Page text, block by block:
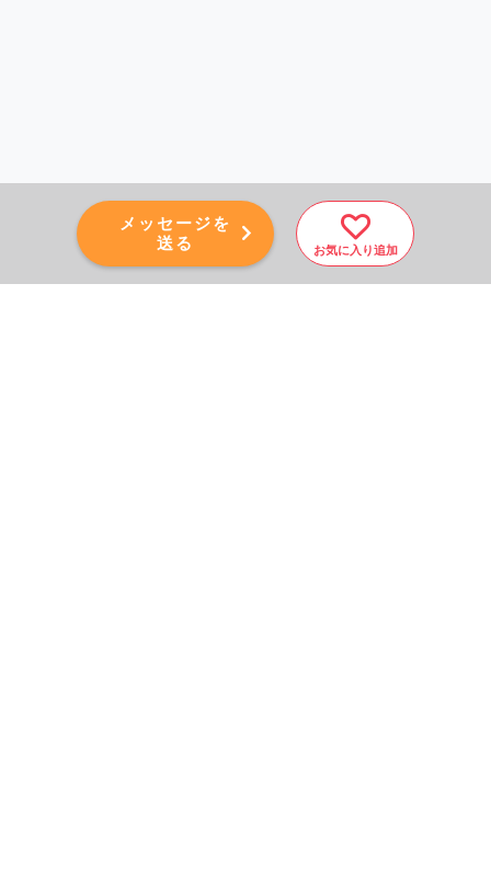
メッセージを
送る
お気に入り追加